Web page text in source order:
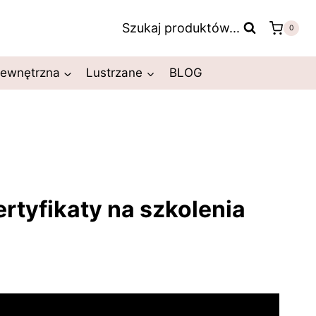
Szukaj produktów... 0
Lustrzane BLOG
na szkolenia